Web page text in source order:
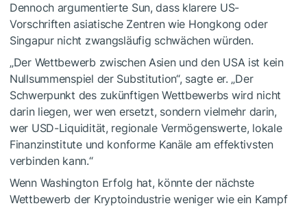
Dennoch argumentierte Sun, dass klarere US-
Vorschriften asiatische Zentren wie Hongkong oder
Singapur nicht zwangsläufig schwächen würden.
„Der Wettbewerb zwischen Asien und den USA ist kein
Nullsummenspiel der Substitution“, sagte er. „Der
Schwerpunkt des zukünftigen Wettbewerbs wird nicht
darin liegen, wer wen ersetzt, sondern vielmehr darin,
wer USD-Liquidität, regionale Vermögenswerte, lokale
Finanzinstitute und konforme Kanäle am effektivsten
verbinden kann.“
Wenn Washington Erfolg hat, könnte der nächste
Wettbewerb der Kryptoindustrie weniger wie ein Kampf